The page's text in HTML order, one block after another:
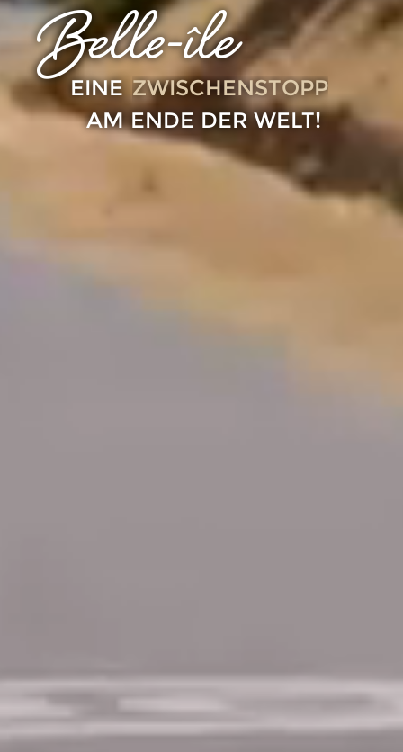
Belle-île
EINE ZWISCHENSTOPP
AM ENDE DER WELT!